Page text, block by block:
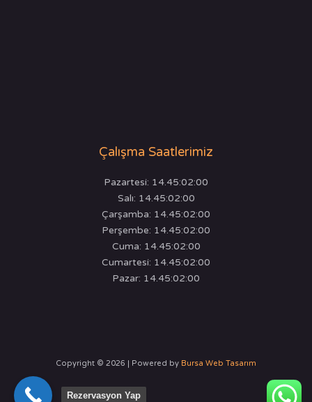
Çalışma Saatlerimiz
Pazartesi: 14.45:02:00
Salı: 14.45:02:00
Çarşamba: 14.45:02:00
Perşembe: 14.45:02:00
Cuma: 14.45:02:00
Cumartesi: 14.45:02:00
Pazar: 14.45:02:00
Copyright © 2026 | Powered by Bursa Web Tasarım
Rezervasyon Yap